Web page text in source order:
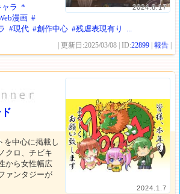
2024.8.17
ラ *
漫画 #
#現代 #創作中心 #残虐表現有り ...
| 更新日:2025/03/08 | ID:22899 |報告
2024.1.7
を中心に掲載し
クロ、チビキ
から女性幅広
ァンタジーが